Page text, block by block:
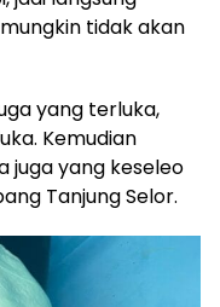
tidak akan
yang terluka,
Kemudian
juga yang keseleo
Tanjung Selor.